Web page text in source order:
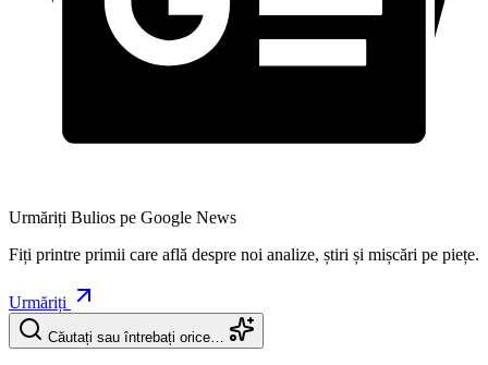
Urmăriți Bulios pe Google News
Fiți printre primii care află despre noi analize, știri și mișcări pe piețe.
Urmăriți
Căutați sau întrebați orice…